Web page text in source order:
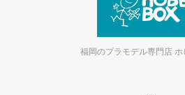
福岡のプラモデル専門店 ホ